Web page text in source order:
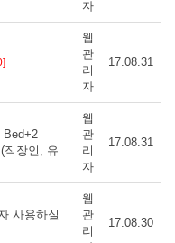
자
웹
관
리
자
17.08.31
Bed+2
직장인, 유
웹
관
리
자
17.08.31
사용하실
웹
관
리
17.08.30